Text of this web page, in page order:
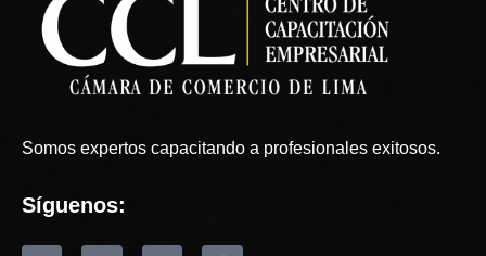
Somos expertos capacitando a profesionales exitosos.
Síguenos: